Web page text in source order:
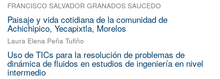
FRANCISCO SALVADOR GRANADOS SAUCEDO
Paisaje y vida cotidiana de la comunidad de
Achichipico, Yecapixtla, Morelos
Laura Elena Peña Tufiño
Uso de TICs para la resolución de problemas de
dinámica de fluidos en estudios de ingeniería en nivel
intermedio